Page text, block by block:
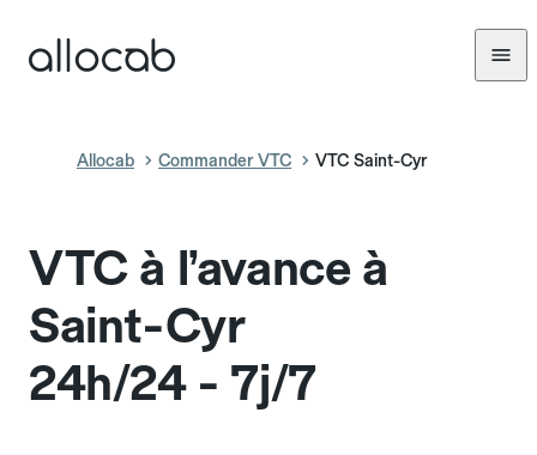
Allocab Commander VTC VTC Saint-Cyr
VTC à l’avance à
Saint-Cyr
24h/24 - 7j/7